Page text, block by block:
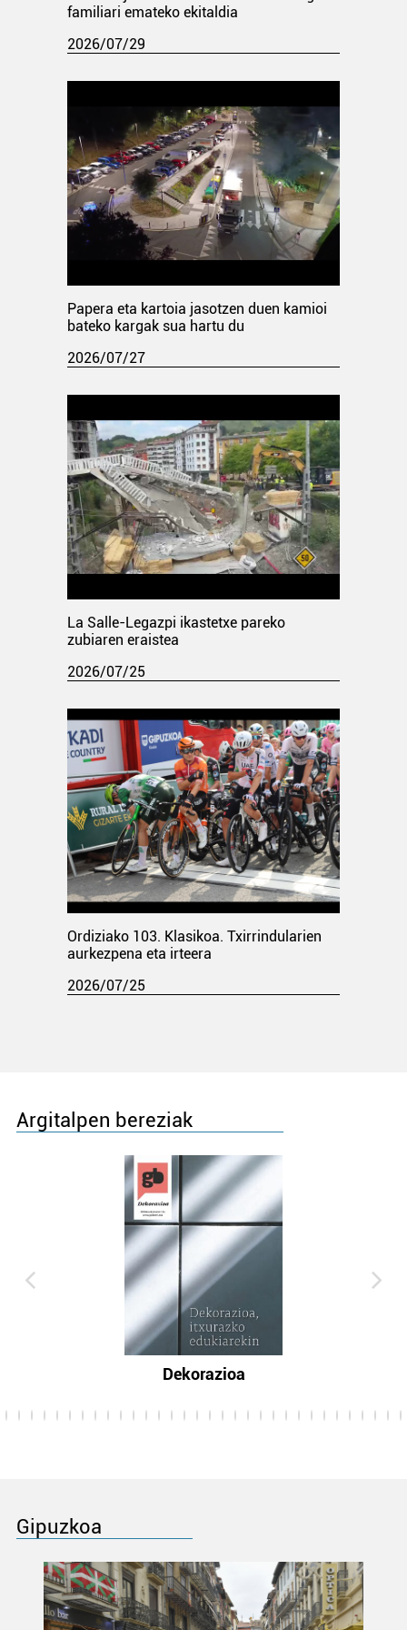
familiari emateko ekitaldia
2026/07/29
Papera eta kartoia jasotzen duen kamioi
bateko kargak sua hartu du
2026/07/27
La Salle-Legazpi ikastetxe pareko
zubiaren eraistea
2026/07/25
Ordiziako 103. Klasikoa. Txirrindularien
aurkezpena eta irteera
2026/07/25
Argitalpen bereziak
Dekorazioa
Gipuzkoa